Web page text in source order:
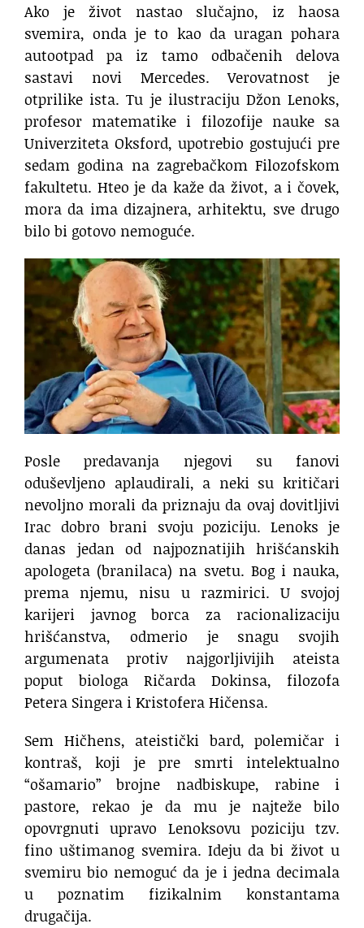
Ako je život nastao slučajno, iz haosa
svemira, onda je to kao da uragan pohara
autootpad pa iz tamo odbačenih delova
sastavi novi Mercedes. Verovatnost je
otprilike ista. Tu je ilustraciju Džon Lenoks,
profesor matematike i filozofije nauke sa
Univerziteta Oksford, upotrebio gostujući pre
sedam godina na zagrebačkom Filozofskom
fakultetu. Hteo je da kaže da život, a i čovek,
mora da ima dizajnera, arhitektu, sve drugo
bilo bi gotovo nemoguće.
Posle predavanja njegovi su fanovi
oduševljeno aplaudirali, a neki su kritičari
nevoljno morali da priznaju da ovaj dovitljivi
Irac dobro brani svoju poziciju. Lenoks je
danas jedan od najpoznatijih hrišćanskih
apologeta (branilaca) na svetu. Bog i nauka,
prema njemu, nisu u razmirici. U svojoj
karijeri javnog borca za racionalizaciju
hrišćanstva, odmerio je snagu svojih
argumenata protiv najgorljivijih ateista
poput biologa Ričarda Dokinsa, filozofa
Petera Singera i Kristofera Hičensa.
Sem Hičhens, ateistički bard, polemičar i
kontraš, koji je pre smrti intelektualno
“ošamario” brojne nadbiskupe, rabine i
pastore, rekao je da mu je najteže bilo
opovrgnuti upravo Lenoksovu poziciju tzv.
fino uštimanog svemira. Ideju da bi život u
svemiru bio nemoguć da je i jedna decimala
u poznatim fizikalnim konstantama
drugačija.